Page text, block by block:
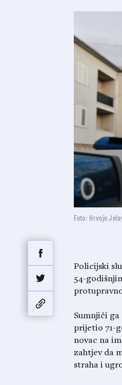
Foto: Hrvoje
Policijski
54-
Sumnjiči ga
prijetio 71-
novac na
zahtjev da
straha i